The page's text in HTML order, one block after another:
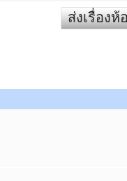
ส่งเรื่อง